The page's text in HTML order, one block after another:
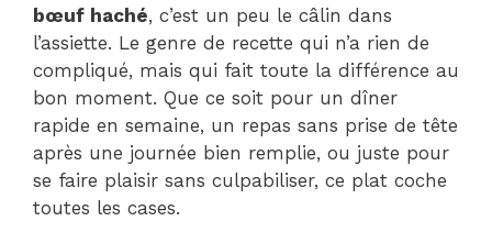
bœuf haché, c’est un peu le câlin dans
l’assiette. Le genre de recette qui n’a rien de
compliqué, mais qui fait toute la différence au
bon moment. Que ce soit pour un dîner
rapide en semaine, un repas sans prise de tête
après une journée bien remplie, ou juste pour
se faire plaisir sans culpabiliser, ce plat coche
toutes les cases.